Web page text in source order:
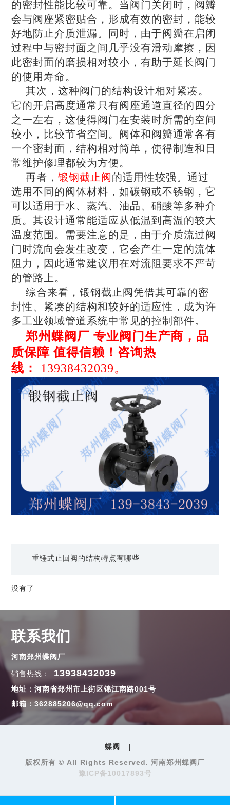
的密封性能比较可靠。当阀门关闭时，阀瓣
会与阀座紧密贴合，形成有效的密封，能较
好地防止介质泄漏。同时，由于阀瓣在启闭
过程中与密封面之间几乎没有滑动摩擦，因
此密封面的磨损相对较小，有助于延长阀门
的使用寿命。
其次，这种阀门的结构设计相对紧凑。
它的开启高度通常只有阀座通道直径的四分
之一左右，这使得阀门在安装时所需的空间
较小，比较节省空间。阀体和阀瓣通常各有
一个密封面，结构相对简单，使得制造和日
常维护修理都较为方便。
再者，锻钢截止阀 的适用性较强。通过
选用不同的阀体材料，如碳钢或不锈钢，它
可以适用于水、蒸汽、油品、硝酸等多种介
质。其设计通常能适应从低温到高温的较大
温度范围。需要注意的是，由于介质流过阀
门时流向会发生改变，它会产生一定的流体
阻力，因此通常建议用在对流阻要求不严苛
的管路上。
综合来看，锻钢截止阀凭借其可靠的密
封性、紧凑的结构和较好的适应性，成为许
多工业领域管道系统中常见的控制部件。
郑州蝶阀厂 专业阀门生产商，品
质保障 值得信赖！咨询热
线：
13938432039。
重锤式止回阀的结构特点有哪些
没有了
联系我们
河南郑州蝶阀厂
销售热线： 13938432039
地址：河南省郑州市上街区锦江南路001号
邮箱：362885206@qq.com
蝶阀
|
版权所有 © All Rights Reserved. 河南郑州蝶阀厂
豫ICP备10017893号